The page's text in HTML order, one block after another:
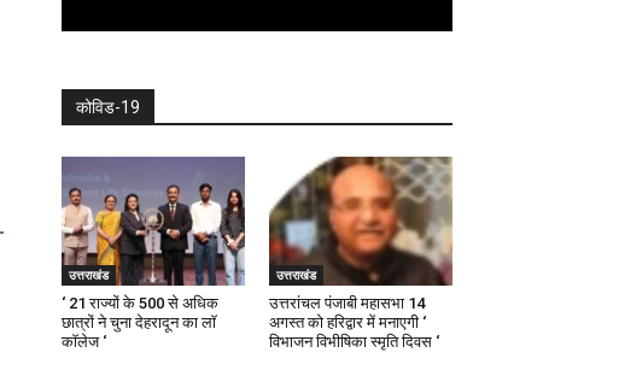
कोविड-19
उत्तराखंड
‘ 21 राज्यों के 500 से अधिक
छात्रों ने चुना देहरादून का लाॅ
काॅलेज ‘
उत्तराखंड
उत्तरांचल पंजाबी महासभा 14
अगस्त को हरिद्वार में मनाएगी ‘
विभाजन विभीषिका स्मृति दिवस ‘